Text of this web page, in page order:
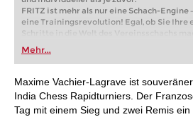
FRITZ ist mehr als nur eine Schach-Engine
eine Trainingsrevolution! Egal, ob Sie Ihre
Schritte in die Welt des Vereinsschachs
oder bereits auf Turnierniveau spielen: Mit
FRITZ trainieren Sie effizienter,
individueller als je zuvor.
Mehr...
Maxime Vachier-Lagrave ist
India Chess Rapidturniers. Der
Tag mit einem Sieg und zwei Remis